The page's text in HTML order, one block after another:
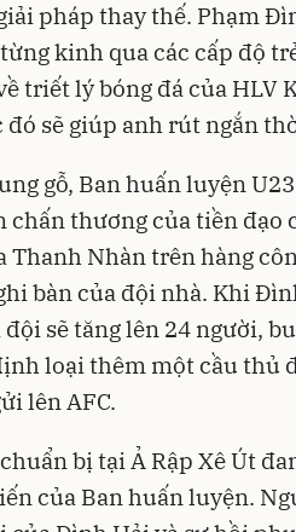
pháp thay thế. Phạm
kinh qua các cấp độ
triết lý bóng đá của HLV
sẽ giúp anh rút ngắn
gỗ, Ban huấn luyện
chấn thương của tiền đạo
Thanh Nhàn trên hàng
bàn của đội nhà. Khi
sẽ tăng lên 24 người,
loại thêm một cầu thủ
lên AFC.
bị tại Ả Rập Xê Út
của Ban huấn luyện.